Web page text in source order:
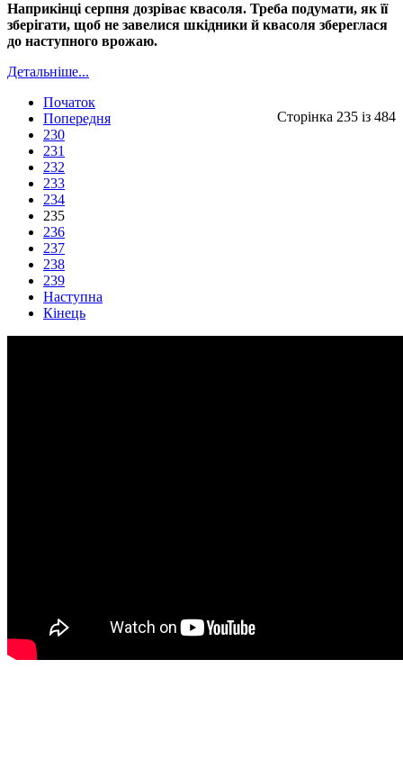
Наприкінці серпня дозріває квасоля. Треба подумати, як її
зберігати, щоб не завелися шкідники й квасоля збереглася
до наступного врожаю.
Детальніше...
Сторінка 235 із 484
Початок
Попередня
230
231
232
233
234
235
236
237
238
239
Наступна
Кінець